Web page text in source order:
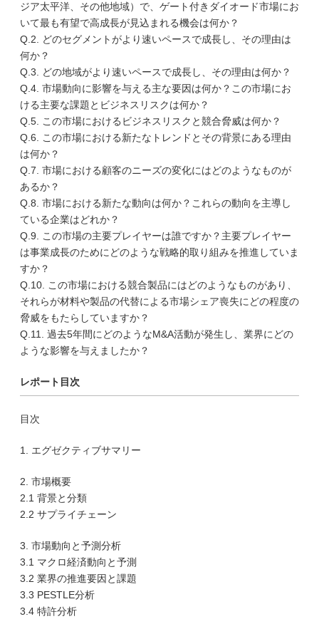
ジア太平洋、その他地域）で、ゲート付きダイオード市場にお
いて最も有望で高成長が見込まれる機会は何か？
Q.2. どのセグメントがより速いペースで成長し、その理由は
何か？
Q.3. どの地域がより速いペースで成長し、その理由は何か？
Q.4. 市場動向に影響を与える主な要因は何か？この市場にお
ける主要な課題とビジネスリスクは何か？
Q.5. この市場におけるビジネスリスクと競合脅威は何か？
Q.6. この市場における新たなトレンドとその背景にある理由
は何か？
Q.7. 市場における顧客のニーズの変化にはどのようなものが
あるか？
Q.8. 市場における新たな動向は何か？これらの動向を主導し
ている企業はどれか？
Q.9. この市場の主要プレイヤーは誰ですか？主要プレイヤー
は事業成長のためにどのような戦略的取り組みを推進していま
すか？
Q.10. この市場における競合製品にはどのようなものがあり、
それらが材料や製品の代替による市場シェア喪失にどの程度の
脅威をもたらしていますか？
Q.11. 過去5年間にどのようなM&A活動が発生し、業界にどの
ような影響を与えましたか？
レポート目次
目次
1. エグゼクティブサマリー
2. 市場概要
2.1 背景と分類
2.2 サプライチェーン
3. 市場動向と予測分析
3.1 マクロ経済動向と予測
3.2 業界の推進要因と課題
3.3 PESTLE分析
3.4 特許分析